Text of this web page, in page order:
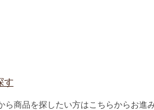
す
ら商品を探したい方はこちらからお進み